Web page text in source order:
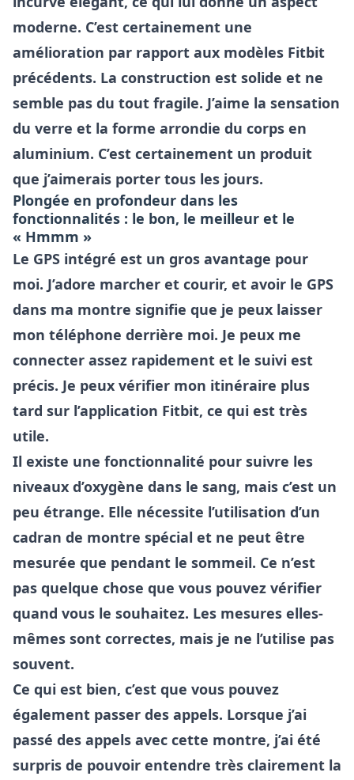
moderne. C’est certainement une
amélioration par rapport aux modèles Fitbit
précédents. La construction est solide et ne
semble pas du tout fragile. J’aime la sensation
du verre et la forme arrondie du corps en
aluminium. C’est certainement un produit
que j’aimerais porter tous les jours.
Plongée en profondeur dans les
fonctionnalités : le bon, le meilleur et le
« Hmmm »
Le GPS intégré est un gros avantage pour
moi. J’adore marcher et courir, et avoir le GPS
dans ma montre signifie que je peux laisser
mon téléphone derrière moi. Je peux me
connecter assez rapidement et le suivi est
précis. Je peux vérifier mon itinéraire plus
tard sur l’application Fitbit, ce qui est très
utile.
Il existe une fonctionnalité pour suivre les
niveaux d’oxygène dans le sang, mais c’est un
peu étrange. Elle nécessite l’utilisation d’un
cadran de montre spécial et ne peut être
mesurée que pendant le sommeil. Ce n’est
pas quelque chose que vous pouvez vérifier
quand vous le souhaitez. Les mesures elles-
mêmes sont correctes, mais je ne l’utilise pas
souvent.
Ce qui est bien, c’est que vous pouvez
également passer des appels. Lorsque j’ai
passé des appels avec cette montre, j’ai été
surpris de pouvoir entendre très clairement la